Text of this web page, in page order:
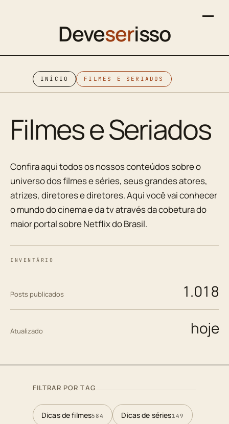
Deveserisso
INÍCIO FILMES E SERIADOS
Filmes e Seriados
Confira aqui todos os nossos conteúdos sobre o
universo dos filmes e séries, seus grandes atores,
atrizes, diretores e diretores. Aqui você vai conhecer
o mundo do cinema e da tv através da cobetura do
maior portal sobre Netflix do Brasil.
INVENTÁRIO
Posts publicados 1.018
Atualizado hoje
FILTRAR POR TAG
Dicas de filmes584 Dicas de séries149